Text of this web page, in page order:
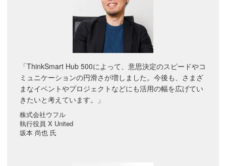
「ThinkSmart Hub 500によって、意思決定のスピードやコ
ミュニケーションの円滑さが増しました。今後も、さまざ
まなイベントやプロジェクトなどにも活用の幅を広げてい
きたいと考えています。」
株式会社ウフル
執行役員 X United
坂本 尚也 氏